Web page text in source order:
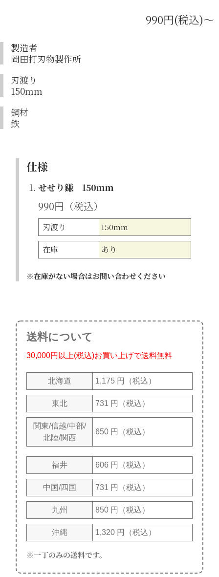
990円(税込)〜
製造者
岡田打刃物製作所
刃渡り
150mm
鋼材
鉄
仕様
1. せせり鎌 150ｍｍ
990円（税込）
刃渡り 150mm
在庫 あり
在庫がない場合はお問い合わせください
送料について
30,000円以上(税込)お買い上げで送料無料
北海道 1,175 円（税込）
東北 731 円（税込）
関東/信越/中部/
北陸/関西
650 円（税込）
福井 606 円（税込）
中国/四国 731 円（税込）
九州 850 円（税込）
沖縄 1,320 円（税込）
一丁のみの送料です。